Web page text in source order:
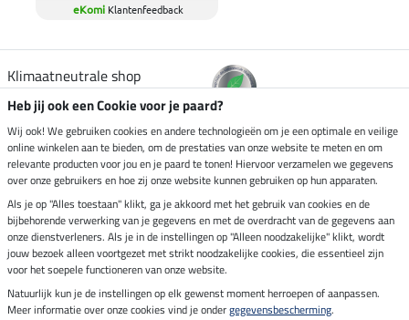
eKomi Klantenfeedback
Klimaatneutrale shop
Verzending per
Veilig betalen met
Impressum
Heb jij ook een Cookie voor je paard?
Wij ook! We gebruiken cookies en andere technologieën om je een optimale en veilige
online winkelen aan te bieden, om de prestaties van onze website te meten en om
relevante producten voor jou en je paard te tonen! Hiervoor verzamelen we gegevens
over onze gebruikers en hoe zij onze website kunnen gebruiken op hun apparaten.
Als je op "Alles toestaan" klikt, ga je akkoord met het gebruik van cookies en de
bijbehorende verwerking van je gegevens en met de overdracht van de gegevens aan
onze dienstverleners. Als je in de instellingen op "Alleen noodzakelijke" klikt, wordt
jouw bezoek alleen voortgezet met strikt noodzakelijke cookies, die essentieel zijn
voor het soepele functioneren van onze website.
Natuurlijk kun je de instellingen op elk gewenst moment herroepen of aanpassen.
Meer informatie over onze cookies vind je ondergegevensbescherming.